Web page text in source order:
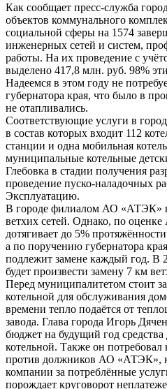
Как сообщает пресс-служба
объектов коммунального
социальной сферы на 1574
инженерных сетей и систем,
работы. На их проведение с
выделено 417,8 млн. руб. 98%
Надеемся в этом году не
губернатора края, что было в
не отапливались.
Соответствующие услуги в
в состав которых входит 112
станции и одна мобильная
муниципальные котельные
Глебовка в стадии получения
проведение пуско-наладочных
Эксплуатацию.
В городе филиалом АО «АТЭК»
ветхих сетей. Однако, по
дотягивает до 5%
а по поручению губернатора
подлежит замене каждый год. В
будет произвести замену 7 км
Перед муниципалитетом стоит
котельной для обслуживания
времени тепло подаётся от
завода. Глава города Игорь
бюджет на будущий год
котельной. Также он потребовал
против должников АО «АТЭК»,
компании за потреблённые
порождает круговорот